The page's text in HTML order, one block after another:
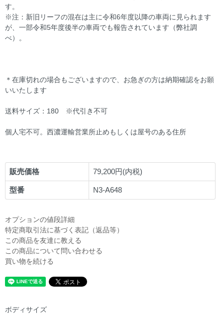
す。
※注：新旧リーフの混在は主に令和6年度以降の車両に見られます
が、一部令和5年度後半の車両でも報告されています（弊社調
べ）。
＊在庫切れの場合もございますので、お急ぎの方は納期確認をお願
いいたします
送料サイズ：180 ※代引き不可
個人宅不可。西濃運輸営業所止めもしくは屋号のある住所
販売価格 79,200円(内税)
型番 N3-A648
オプションの値段詳細
特定商取引法に基づく表記（返品等）
この商品を友達に教える
この商品について問い合わせる
買い物を続ける
ボディサイズ